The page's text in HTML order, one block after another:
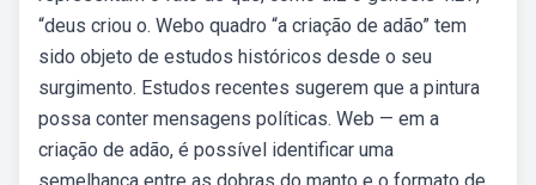
“deus criou o. Webo quadro “a criação de adão” tem
sido objeto de estudos históricos desde o seu
surgimento. Estudos recentes sugerem que a pintura
possa conter mensagens políticas. Web — em a
criação de adão, é possível identificar uma